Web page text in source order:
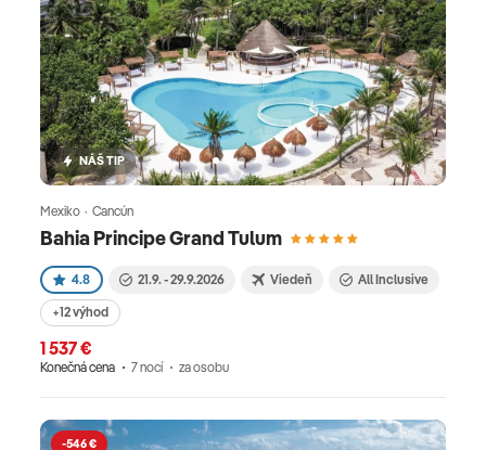
NÁŠ TIP
Bahia Principe Grand Tulum
Mexiko · Cancún
4.8 21.9. - 29.9.2026 Viedeň All Inclusive
+12 výhod
1 537 €
Konečná cena 7 nocí za osobu
-546 €